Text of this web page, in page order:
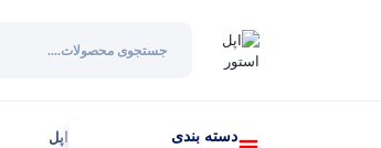
دسته بندی
اپل